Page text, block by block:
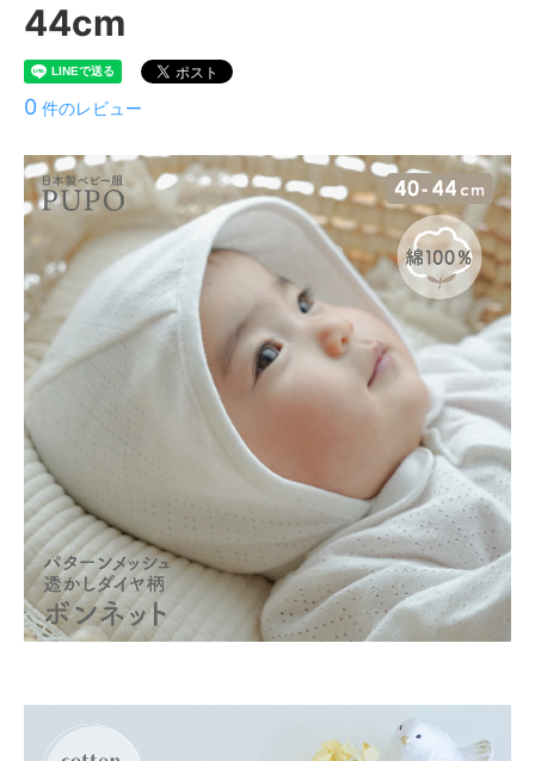
44cm
0 件のレビュー